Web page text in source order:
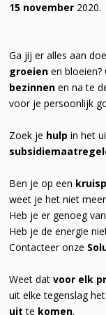
15 november 2020.
Ga jij er alles aan
groeien en
bezinnen en na te
voor je persoonlijk
Zoek je hulpin het
Ben je op een
weet je het niet
Heb je er genoeg
Heb je de energie
Contacteer onze
Weet datvoor elk
uit elke tegenslag
uit te komen.